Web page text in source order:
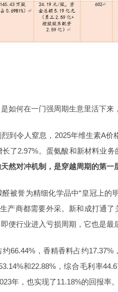
如何在一门强周期生意里活下来
到令人窒息，2025年维生素A价
了2.97%。蛋氨酸和新材料业
然对冲机制，是穿越周期的第一
醛被誉为精细化学品中“皇冠上的
产商都需要外采。新和成打通
便行业进入亏损周期，它也是最
66.44%，香精香料占约17.37%
和22.88%，综合毛利率
年，也实现了11.18%的回报率